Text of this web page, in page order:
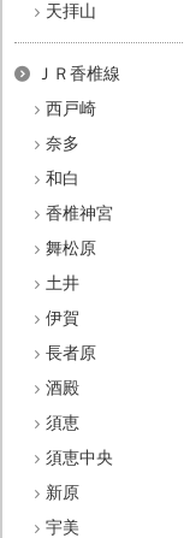
天拝山
ＪＲ香椎線
西戸崎
奈多
和白
香椎神宮
舞松原
土井
伊賀
長者原
酒殿
須恵
須恵中央
新原
宇美